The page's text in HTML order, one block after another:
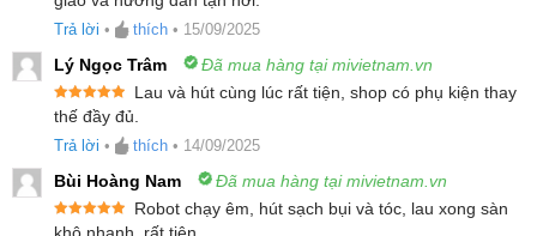
làm sạch hiệu quả
Thân thiện với thú cưng, nhiều tính năng an
toàn và tiện lợi
Điều khiển thông minh qua ứng dụng Roborock
Thiết kế siêu mỏng, làm sạch toàn diện tối
ưu
hạng
5
sao
Trả lời • thích • 15/09/2025
Lý Ngọc Trâm Đã mua hàng tại mivietnam.vn
Được xếp
hạng55
sao
Lau và hút cùng lúc rất tiện, shop có phụ kiện thay
thế đầy đủ.
Trả lời • thích • 14/09/2025
Bùi Hoàng Nam Đã mua hàng tại mivietnam.vn
Được xếp
Robot chạy êm, hút sạch bụi và tóc, lau xong sàn